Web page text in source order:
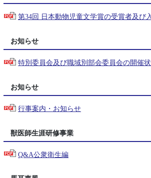
第34回 日本動物児童文学賞の受賞者及び
お知らせ
特別委員会及び職域別部会委員会の開催
お知らせ
行事案内・お知らせ
獣医師生涯研修事業
Q&A公衆衛生編